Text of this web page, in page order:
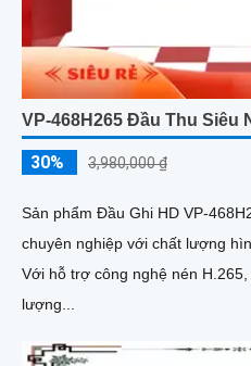
VP-468H265 Đầu Thu Siêu
30% 3,980,000 ₫
Sản phẩm Đầu Ghi HD VP-
chuyên nghiệp với chất lượng
Với hỗ trợ công nghệ nén
lượng...